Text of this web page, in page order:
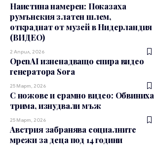
Наистина намерен: Показаха
румънския златен шлем,
откраднат от музей в Нидерландия
(ВИДЕО)
2 Април, 2026
OpenAI изненадващо спира видео
генератора Sora
25 Март, 2026
С ножове и срамно видео: Обвиниха
трима, изнудвали мъж
25 Март, 2026
Австрия забранява социалните
мрежи за деца под 14 години